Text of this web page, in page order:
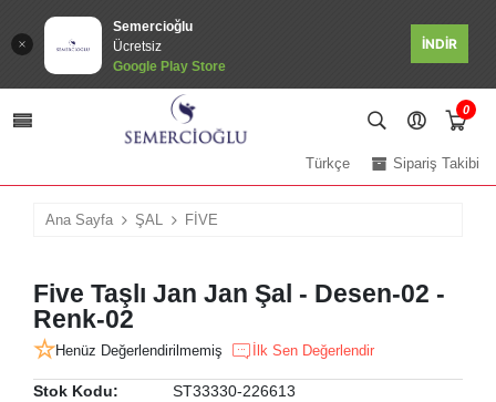
Semercioğlu
Ücretsiz
Google Play Store
İNDİR
0
Sipariş Takibi
Türkçe
Ana Sayfa ŞAL FİVE
Five Taşlı Jan Jan Şal - Desen-02 -
Renk-02
Henüz Değerlendirilmemiş İlk Sen Değerlendir
Stok Kodu:
ST33330-226613